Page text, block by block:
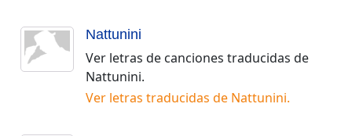
Nattunini
Ver letras de canciones traducidas de
Nattunini.
Ver letras traducidas de Nattunini.